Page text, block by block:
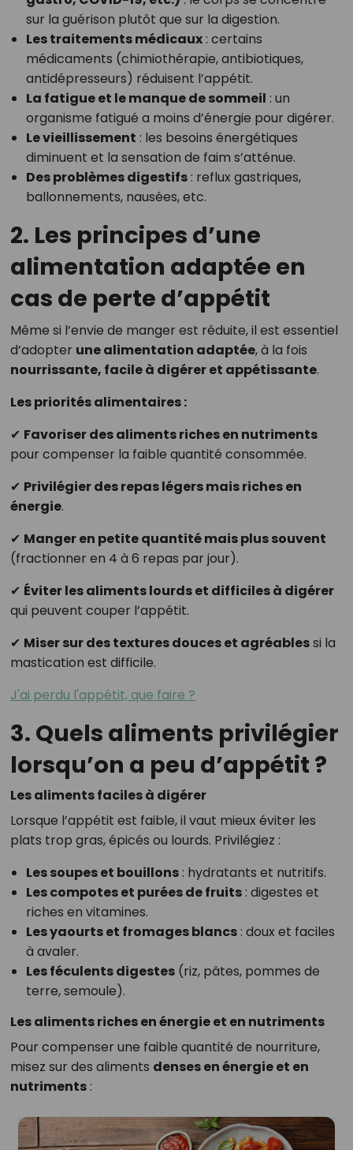
sur la guérison plutôt que sur la digestion.
Les traitements médicaux: certains
médicaments (chimiothérapie, antibiotiques,
antidépresseurs) réduisent l’appétit.
La fatigue et le manque de sommeil : un
organisme fatigué a moins d’énergie pour digérer.
Le vieillissement : les besoins énergétiques
diminuent et la sensation de faim s’atténue.
Des problèmes digestifs: reflux gastriques,
ballonnements, nausées, etc.
2. Les principes d’une
alimentation adaptée en
cas de perte d’appétit
Même si l’envie de manger est réduite, il est essentiel
d’adopter une alimentation adaptée, à la fois
nourrissante, facile à digérer et appétissante.
Les priorités alimentaires :
✔ Favoriser des aliments riches en nutriments
pour compenser la faible quantité consommée.
✔ Privilégier des repas légers mais riches en
énergie.
✔ Manger en petite quantité mais plus souvent
(fractionner en 4 à 6 repas par jour).
✔ Éviter les aliments lourds et difficiles à digérer
qui peuvent couper l’appétit.
✔ Miser sur des textures douces et agréablessi la
mastication est difficile.
J'ai perdu l'appétit, que faire ?
3. Quels aliments privilégier
lorsqu’on a peu d’appétit ?
Les aliments faciles à digérer
Lorsque l’appétit est faible, il vaut mieux éviter les
plats trop gras, épicés ou lourds. Privilégiez :
Les soupes et bouillons: hydratants et nutritifs.
Les compotes et purées de fruits: digestes et
riches en vitamines.
Les yaourts et fromages blancs: doux et faciles
à avaler.
Les féculents digestes(riz, pâtes, pommes de
terre, semoule).
Les aliments riches en énergie et en nutriments
Pour compenser une faible quantité de nourriture,
misez sur des aliments denses en énergie et en
nutriments: